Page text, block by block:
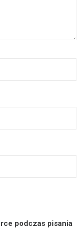
podczas pisania